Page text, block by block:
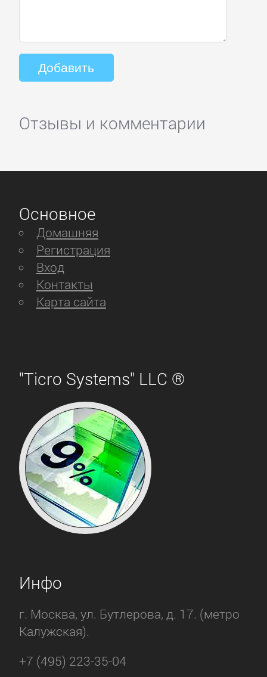
Отзывы и комментарии
Основное
Домашняя
Регистрация
Вход
Контакты
Карта сайта
"Ticro Systems" LLC ®
Инфо
г. Москва, ул. Бутлерова, д. 17. (метро
Калужская).
+7 (495) 223-35-04